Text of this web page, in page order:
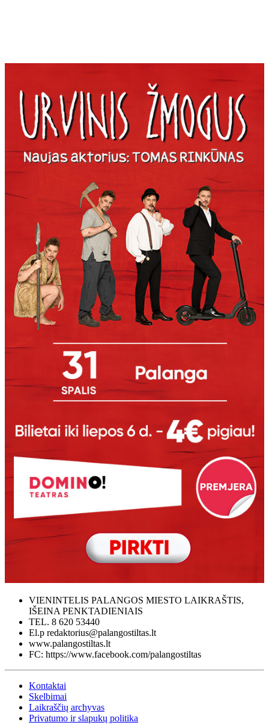
VIENINTELIS PALANGOS MIESTO LAIKRAŠTIS,
IŠEINA PENKTADIENIAIS
TEL. 8 620 53440
El.p redaktorius@palangostiltas.lt
www.palangostiltas.lt
FC: https://www.facebook.com/palangostiltas
Kontaktai
Skelbimai
Laikraščių archyvas
Privatumo ir slapukų politika